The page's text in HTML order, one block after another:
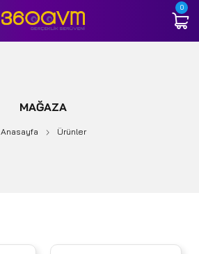
0
MAĞAZA
Anasayfa Ürünler